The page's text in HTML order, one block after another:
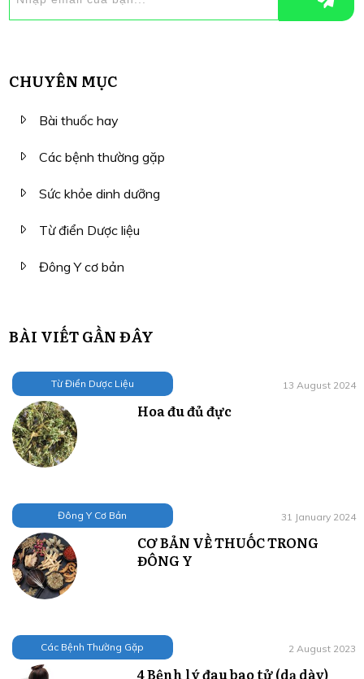
CHUYÊN MỤC
Bài thuốc hay
Các bệnh thường gặp
Sức khỏe dinh dưỡng
Từ điển Dược liệu
Đông Y cơ bản
BÀI VIẾT GẦN ĐÂY
Từ Điển Dược Liệu 13 August 2024
Hoa đu đủ đực
Đông Y Cơ Bản 31 January 2024
CƠ BẢN VỀ THUỐC TRONG
ĐÔNG Y
Các Bệnh Thường Gặp 2 August 2023
4 Bệnh lý đau bao tử (dạ dày)